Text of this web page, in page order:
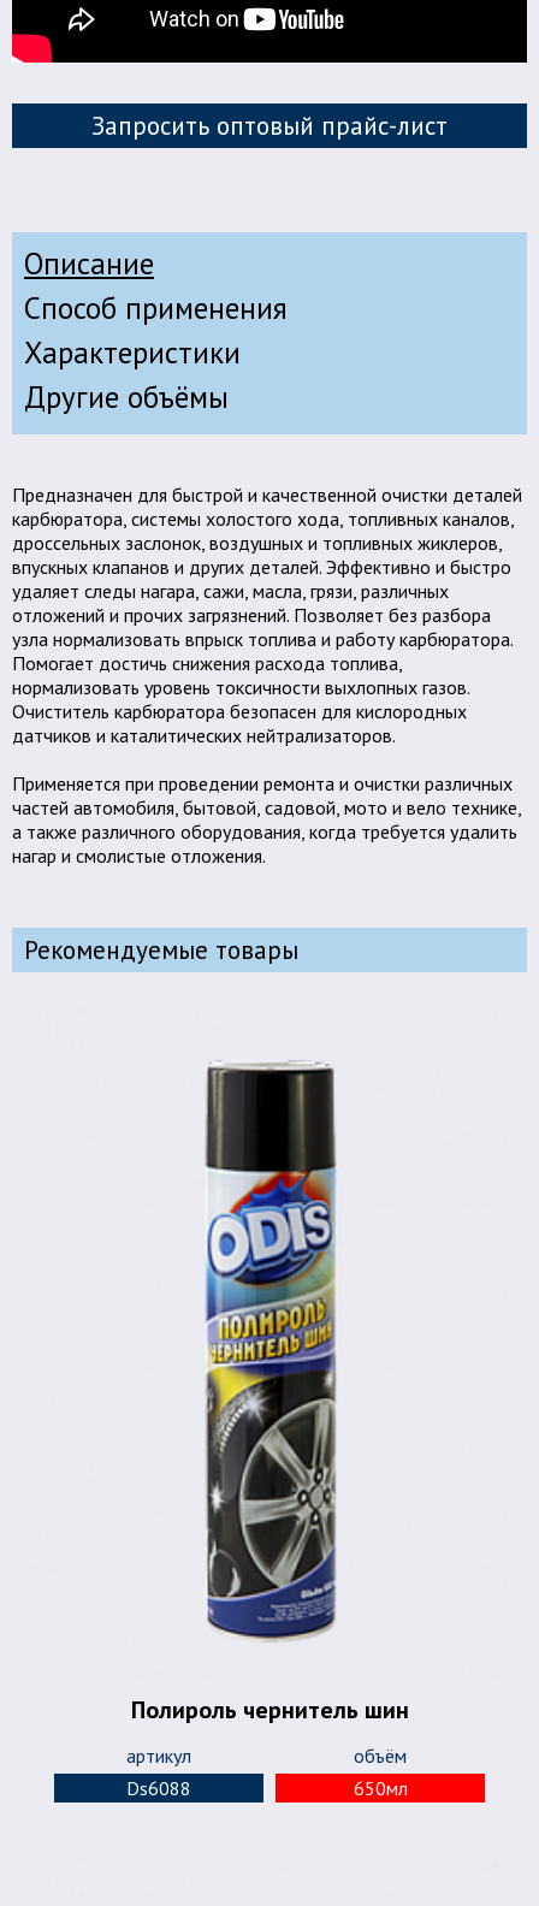
Запросить оптовый прайс-лист
Описание
Способ применения
Характеристики
Другие объёмы
Предназначен для быстрой и качественной очистки деталей
карбюратора, системы холостого хода, топливных каналов,
дроссельных заслонок, воздушных и топливных жиклеров,
впускных клапанов и других деталей. Эффективно и быстро
удаляет следы нагара, сажи, масла, грязи, различных
отложений и прочих загрязнений. Позволяет без разбора
узла нормализовать впрыск топлива и работу карбюратора.
Помогает достичь снижения расхода топлива,
нормализовать уровень токсичности выхлопных газов.
Очиститель карбюратора безопасен для кислородных
датчиков и каталитических нейтрализаторов.
Применяется при проведении ремонта и очистки различных
частей автомобиля, бытовой, садовой, мото и вело технике,
а также различного оборудования, когда требуется удалить
нагар и смолистые отложения.
Рекомендуемые товары
Полироль чернитель шин
артикул
объём
Ds6088
650мл